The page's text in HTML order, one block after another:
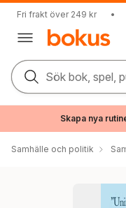
Fri frakt över 249 kr •
Sök bok, spel,
Skapa nya
Samhälle och politik